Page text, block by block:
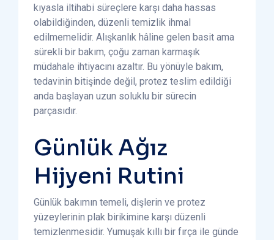
kıyasla iltihabi süreçlere karşı daha hassas
olabildiğinden, düzenli temizlik ihmal
edilmemelidir. Alışkanlık hâline gelen basit ama
sürekli bir bakım, çoğu zaman karmaşık
müdahale ihtiyacını azaltır. Bu yönüyle bakım,
tedavinin bitişinde değil, protez teslim edildiği
anda başlayan uzun soluklu bir sürecin
parçasıdır.
Günlük Ağız
Hijyeni Rutini
Günlük bakımın temeli, dişlerin ve protez
yüzeylerinin plak birikimine karşı düzenli
temizlenmesidir. Yumuşak kıllı bir fırça ile günde